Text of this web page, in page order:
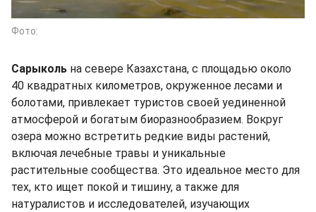
Фото:
Сарыколь на севере Казахстана, с площадью около
40 квадратных километров, окруженное лесами и
болотами, привлекает туристов своей уединенной
атмосферой и богатым биоразнообразием. Вокруг
озера можно встретить редкие виды растений,
включая лечебные травы и уникальные
растительные сообщества. Это идеальное место для
тех, кто ищет покой и тишину, а также для
натуралистов и исследователей, изучающих